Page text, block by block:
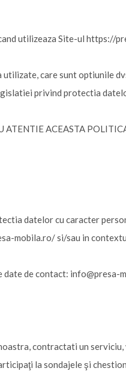
utilizeaza Site-ul https://
care sunt optiunile
privind protectia
ACEASTA
datelor cu caracter
mobila.ro/ si/sau in
de contact: info@presa-
contractati un serviciu,
la sondajele şi